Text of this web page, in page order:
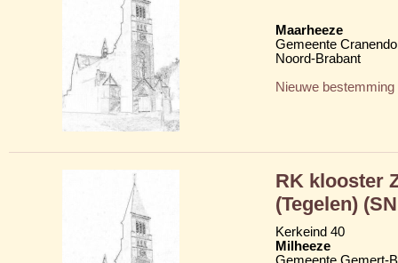
Maarheeze
Gemeente
Noord-Brabant
Nieuwe bestemming
RK klooster
(Tegelen)
Kerkeind 40
Milheeze
Gemeente Gemert-